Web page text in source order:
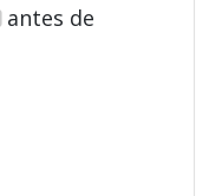
antes de